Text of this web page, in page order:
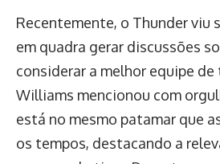
Recentemente, o Thunder viu
em quadra gerar discussões
considerar a melhor equipe
Williams mencionou com
está no mesmo patamar que
os tempos, destacando a